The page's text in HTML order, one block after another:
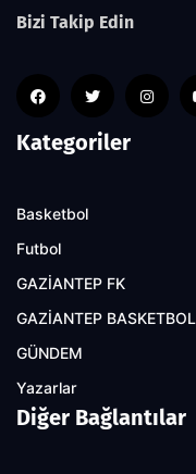
Bizi Takip Edin
Kategoriler
Basketbol
Futbol
GAZİANTEP FK
GAZİANTEP BASKETBOL
GÜNDEM
Yazarlar
Diğer Bağlantılar